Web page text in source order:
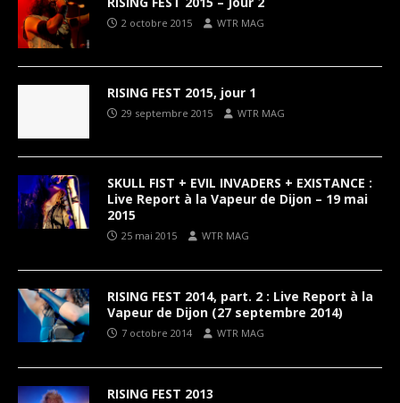
2 octobre 2015 WTR MAG
RISING FEST 2015, jour 1
29 septembre 2015 WTR MAG
SKULL FIST + EVIL INVADERS + EXISTANCE :
Live Report à la Vapeur de Dijon – 19 mai
2015
25 mai 2015 WTR MAG
RISING FEST 2014, part. 2 : Live Report à la
Vapeur de Dijon (27 septembre 2014)
7 octobre 2014 WTR MAG
RISING FEST 2013